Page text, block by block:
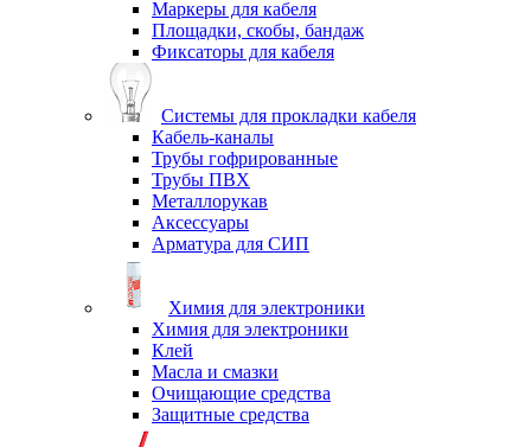
Маркеры для кабеля
Площадки, скобы, бандаж
Фиксаторы для кабеля
Системы для прокладки кабеля
Кабель-каналы
Трубы гофрированные
Трубы ПВХ
Металлорукав
Аксессуары
Арматура для СИП
Химия для электроники
Химия для электроники
Клей
Масла и смазки
Очищающие средства
Защитные средства